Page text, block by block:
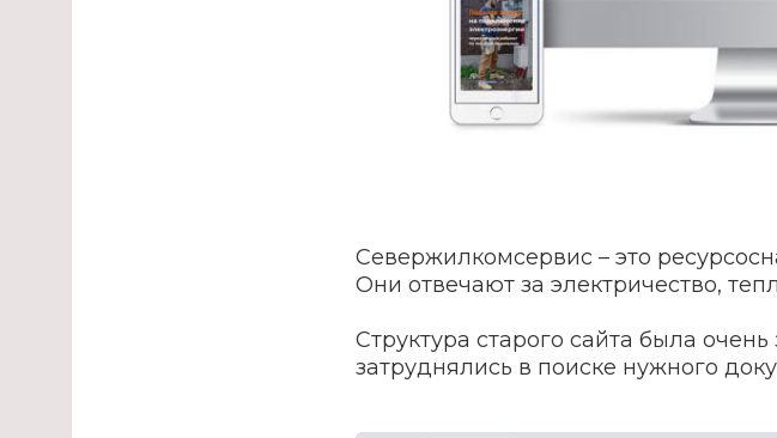
Севержилкомсервис – это
Они отвечают за электричество,
Структура старого сайта была
затруднялись в поиске нужного